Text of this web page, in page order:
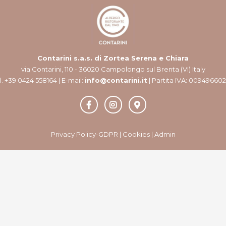
Contarini s.a.s. di Zortea Serena e Chiara
via Contarini, 110 - 36020 Campolongo sul Brenta (VI) Italy
+39 0424 558164 | E-mail: info@contarini.it | Partita IVA:
Privacy Policy-GDPR | Cookies| Admin